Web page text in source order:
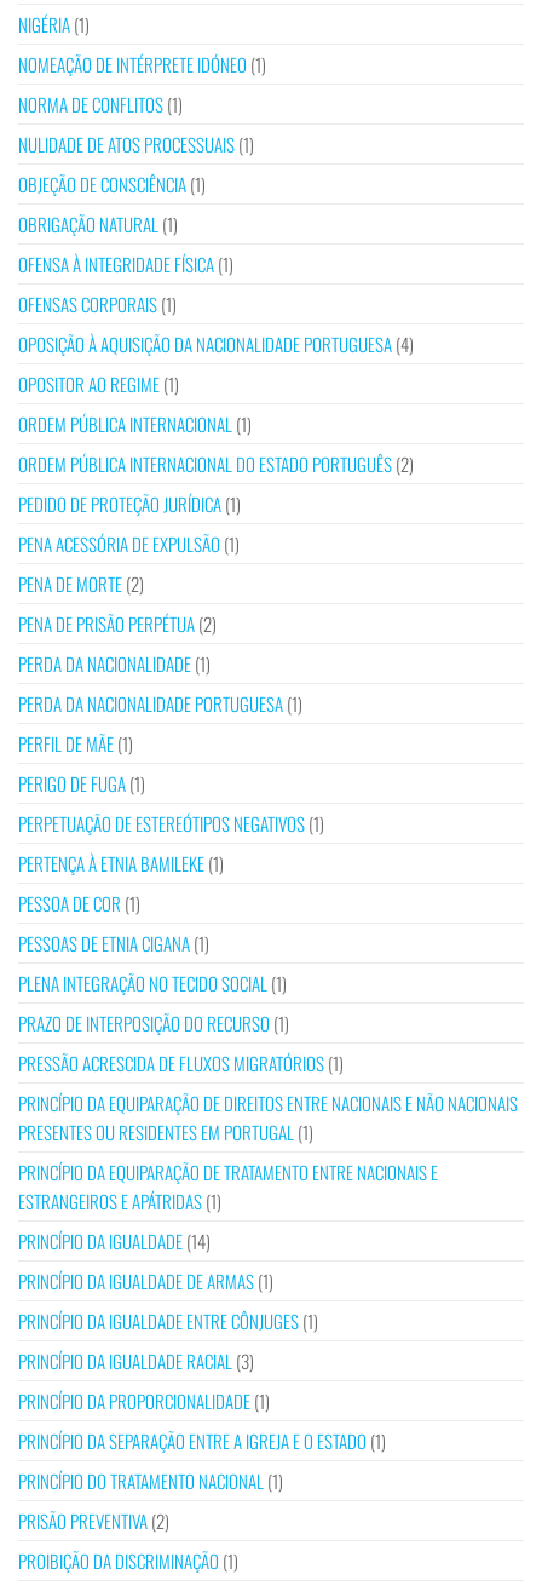
NIGÉRIA(1)
NOMEAÇÃO DE INTÉRPRETE IDÓNEO (1)
NORMA DE CONFLITOS(1)
NULIDADE DE ATOS PROCESSUAIS(1)
OBJEÇÃO DE CONSCIÊNCIA(1)
OBRIGAÇÃO NATURAL (1)
OFENSA À INTEGRIDADE FÍSICA(1)
OFENSAS CORPORAIS(1)
OPOSIÇÃO À AQUISIÇÃO DA NACIONALIDADE PORTUGUESA(4)
OPOSITOR AO REGIME(1)
ORDEM PÚBLICA INTERNACIONAL (1)
ORDEM PÚBLICA INTERNACIONAL DO ESTADO PORTUGUÊS(2)
PEDIDO DE PROTEÇÃO JURÍDICA(1)
PENA ACESSÓRIA DE EXPULSÃO (1)
PENA DE MORTE(2)
PENA DE PRISÃO PERPÉTUA(2)
PERDA DA NACIONALIDADE(1)
PERDA DA NACIONALIDADE PORTUGUESA(1)
PERFIL DE MÃE(1)
PERIGO DE FUGA(1)
PERPETUAÇÃO DE ESTEREÓTIPOS NEGATIVOS(1)
PERTENÇA À ETNIA BAMILEKE(1)
PESSOA DE COR (1)
PESSOAS DE ETNIA CIGANA(1)
PLENA INTEGRAÇÃO NO TECIDO SOCIAL (1)
PRAZO DE INTERPOSIÇÃO DO RECURSO (1)
PRESSÃO ACRESCIDA DE FLUXOS MIGRATÓRIOS(1)
PRINCÍPIO DA EQUIPARAÇÃO DE DIREITOS ENTRE NACIONAIS E NÃO NACIONAIS
PRESENTES OU RESIDENTES EM PORTUGAL (1)
PRINCÍPIO DA EQUIPARAÇÃO DE TRATAMENTO ENTRE NACIONAIS E
ESTRANGEIROS E APÁTRIDAS(1)
PRINCÍPIO DA IGUALDADE(14)
PRINCÍPIO DA IGUALDADE DE ARMAS(1)
PRINCÍPIO DA IGUALDADE ENTRE CÔNJUGES(1)
PRINCÍPIO DA IGUALDADE RACIAL (3)
PRINCÍPIO DA PROPORCIONALIDADE(1)
PRINCÍPIO DA SEPARAÇÃO ENTRE A IGREJA E O ESTADO (1)
PRINCÍPIO DO TRATAMENTO NACIONAL (1)
PRISÃO PREVENTIVA(2)
PROIBIÇÃO DA DISCRIMINAÇÃO (1)